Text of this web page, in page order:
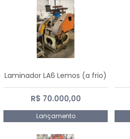
Laminador LA6 Lemos (a frio)
R$ 70.000,00
Lançamento